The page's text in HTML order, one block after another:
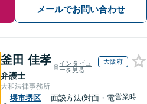
メールでお問い合わせ
釜田 佳孝
弁護士
インタビュ
ーを見る
大阪府
大和法律事務所
堺市堺区
面談方法(対面・電営業時